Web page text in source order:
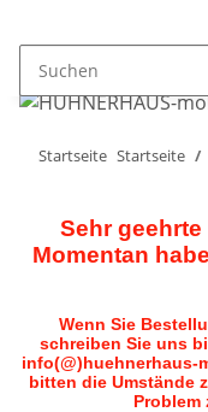
Startseite Startseite
Sehr
Momentan
Wenn Sie
schreiben Sie uns
info(@)huehnerhaus-
bitten die Umstände
Problem